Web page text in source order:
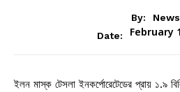
By:
News
Date:
February
ইলন মাস্ক টেসলা ইনকর্পোরেটেডের প্রায় ১.৯